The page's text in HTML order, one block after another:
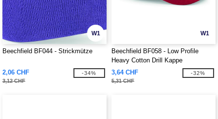
W1
Beechfield BF044 - Strickmütze
2,06 CHF
3,12 CHF
-34%
W1
Beechfield BF058 - Low Profile
Heavy Cotton Drill Kappe
3,64 CHF
5,31 CHF
-32%